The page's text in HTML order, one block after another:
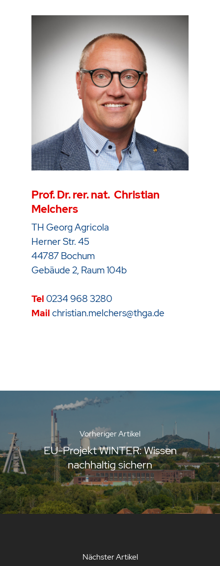
Prof. Dr. rer. nat. Christian
Melchers
TH Georg Agricola
Herner Str. 45
44787 Bochum
Gebäude 2, Raum 104b
Tel 0234 968 3280
Mail christian.melchers@thga.de
Vorheriger Artikel
EU-Projekt WINTER: Wissen
nachhaltig sichern
Nächster Artikel